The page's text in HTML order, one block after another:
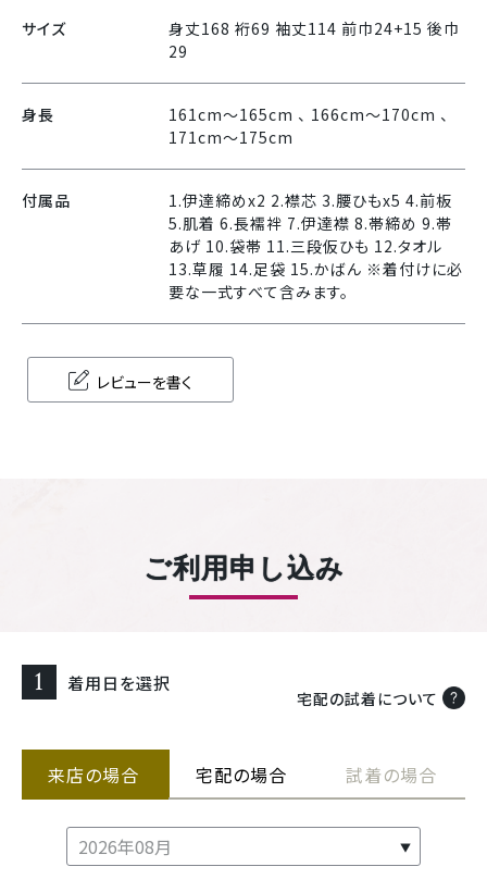
サイズ
身丈168 裄69 袖丈114 前巾24+15 後巾
29
身長
161cm〜165cm 、 166cm〜170cm 、
171cm〜175cm
付属品
1.伊達締めx2 2.襟芯 3.腰ひもx5 4.前板
5.肌着 6.長襦袢 7.伊達襟 8.帯締め 9.帯
あげ 10.袋帯 11.三段仮ひも 12.タオル
13.草履 14.足袋 15.かばん ※着付けに必
要な一式すべて含みます。
レビューを書く
ご利用申し込み
1 着用日を選択
宅配の試着について
来店の場合 宅配の場合 試着の場合